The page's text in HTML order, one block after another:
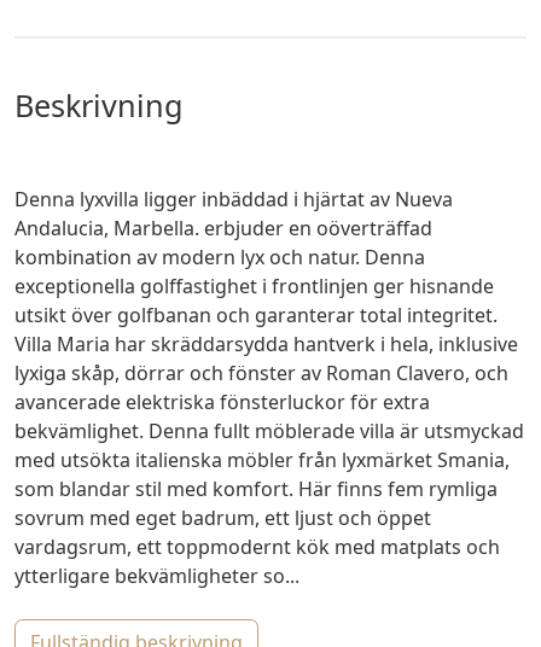
beskrivning
Denna lyxvilla ligger inbäddad i hjärtat av Nueva
Andalucia, Marbella. erbjuder en oöverträffad
kombination av modern lyx och natur. Denna
exceptionella golffastighet i frontlinjen ger hisnande
utsikt över golfbanan och garanterar total integritet.
Villa Maria har skräddarsydda hantverk i hela, inklusive
lyxiga skåp, dörrar och fönster av Roman Clavero, och
avancerade elektriska fönsterluckor för extra
bekvämlighet. Denna fullt möblerade villa är utsmyckad
med utsökta italienska möbler från lyxmärket Smania,
som blandar stil med komfort. Här finns fem rymliga
sovrum med eget badrum, ett ljust och öppet
vardagsrum, ett toppmodernt kök med matplats och
ytterligare bekvämligheter so...